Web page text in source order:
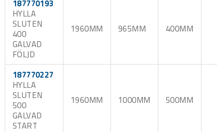
187770193
HYLLA
SLUTEN
400
GALVAD
FÖLJD
1960MM 965MM 400MM
187770227
HYLLA
SLUTEN
500
GALVAD
START
1960MM 1000MM 500MM